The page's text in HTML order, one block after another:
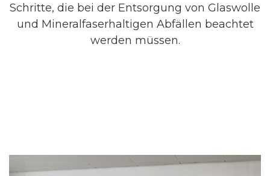
Schritte, die bei der Entsorgung von Glaswolle
und Mineralfaserhaltigen Abfällen beachtet
werden müssen.